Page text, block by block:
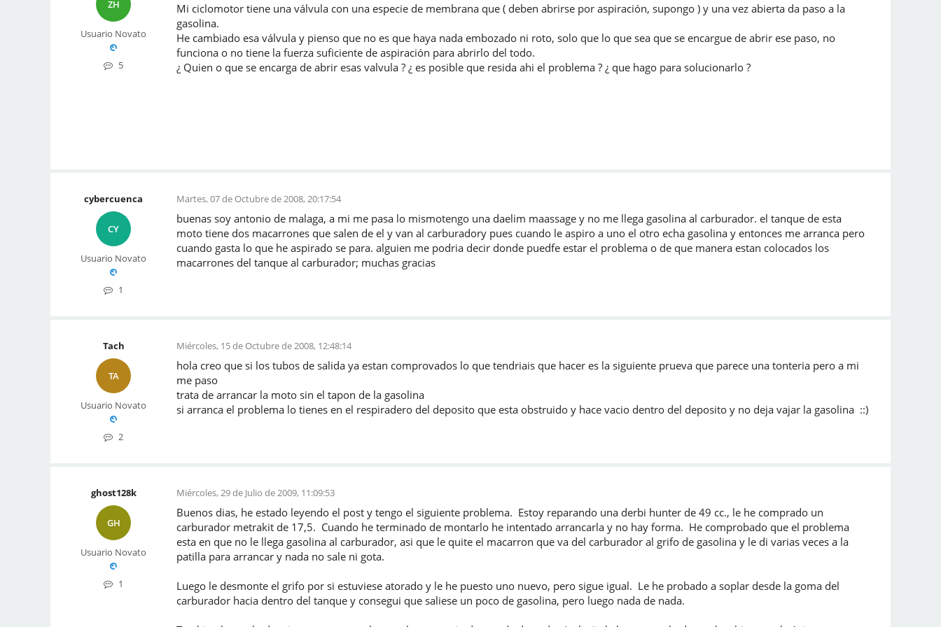
ZH
Usuario Novato
5
Mi ciclomotor tiene una válvula con una especie de membrana que ( deben abrirse por aspiración, supongo ) y una vez abierta da paso a la
gasolina.
He cambiado esa válvula y pienso que no es que haya nada embozado ni roto, solo que lo que sea que se encargue de abrir ese paso, no
funciona o no tiene la fuerza suficiente de aspiración para abrirlo del todo.
¿ Quien o que se encarga de abrir esas valvula ? ¿ es posible que resida ahi el problema ? ¿ que hago para solucionarlo ?
cybercuenca
CY
Usuario Novato
1
Martes, 07 de Octubre de 2008, 20:17:54
buenas soy antonio de malaga, a mi me pasa lo mismotengo una daelim maassage y no me llega gasolina al carburador. el tanque de esta
moto tiene dos macarrones que salen de el y van al carburadory pues cuando le aspiro a uno el otro echa gasolina y entonces me arranca pero
cuando gasta lo que he aspirado se para. alguien me podria decir donde puedfe estar el problema o de que manera estan colocados los
macarrones del tanque al carburador; muchas gracias
Tach
TA
Usuario Novato
2
Miércoles, 15 de Octubre de 2008, 12:48:14
hola creo que si los tubos de salida ya estan comprovados lo que tendriais que hacer es la siguiente prueva que parece una tonteria pero a mi
me paso
trata de arrancar la moto sin el tapon de la gasolina
si arranca el problema lo tienes en el respiradero del deposito que esta obstruido y hace vacio dentro del deposito y no deja vajar la gasolina ::)
ghost128k
GH
Usuario Novato
1
Miércoles, 29 de Julio de 2009, 11:09:53
Buenos dias, he estado leyendo el post y tengo el siguiente problema. Estoy reparando una derbi hunter de 49 cc., le he comprado un
carburador metrakit de 17,5. Cuando he terminado de montarlo he intentado arrancarla y no hay forma. He comprobado que el problema
esta en que no le llega gasolina al carburador, asi que le quite el macarron que va del carburador al grifo de gasolina y le di varias veces a la
patilla para arrancar y nada no sale ni gota.
Luego le desmonte el grifo por si estuviese atorado y le he puesto uno nuevo, pero sigue igual. Le he probado a soplar desde la goma del
carburador hacia dentro del tanque y consegui que saliese un poco de gasolina, pero luego nada de nada.